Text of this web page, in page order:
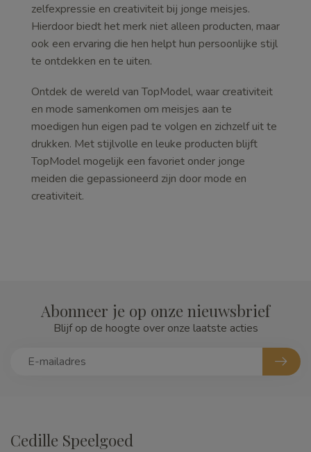
zelfexpressie en creativiteit bij jonge meisjes.
Hierdoor biedt het merk niet alleen producten, maar
ook een ervaring die hen helpt hun persoonlijke stijl
te ontdekken en te uiten.
Ontdek de wereld van TopModel, waar creativiteit
en mode samenkomen om meisjes aan te
moedigen hun eigen pad te volgen en zichzelf uit te
drukken. Met stijlvolle en leuke producten blijft
TopModel mogelijk een favoriet onder jonge
meiden die gepassioneerd zijn door mode en
creativiteit.
Abonneer je op onze nieuwsbrief
Blijf op de hoogte over onze laatste acties
Cedille Speelgoed